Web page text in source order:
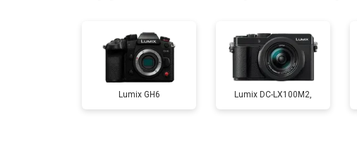
Замена CCD/CMOS матрицы
Ремонт материнской платы
Lumix GH6 Lumix DC-LX100M2,